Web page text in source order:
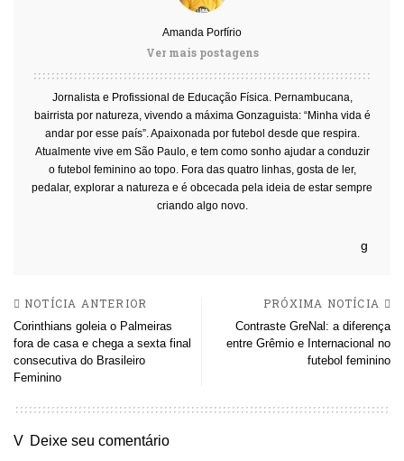
Amanda Porfírio
Ver mais postagens
Jornalista e Profissional de Educação Física. Pernambucana,
bairrista por natureza, vivendo a máxima Gonzaguista: “Minha vida é
andar por esse país”. Apaixonada por futebol desde que respira.
Atualmente vive em São Paulo, e tem como sonho ajudar a conduzir
o futebol feminino ao topo. Fora das quatro linhas, gosta de ler,
pedalar, explorar a natureza e é obcecada pela ideia de estar sempre
criando algo novo.
NOTÍCIA ANTERIOR
Corinthians goleia o Palmeiras
fora de casa e chega a sexta final
consecutiva do Brasileiro
Feminino
PRÓXIMA NOTÍCIA
Contraste GreNal: a diferença
entre Grêmio e Internacional no
futebol feminino
Deixe seu comentário